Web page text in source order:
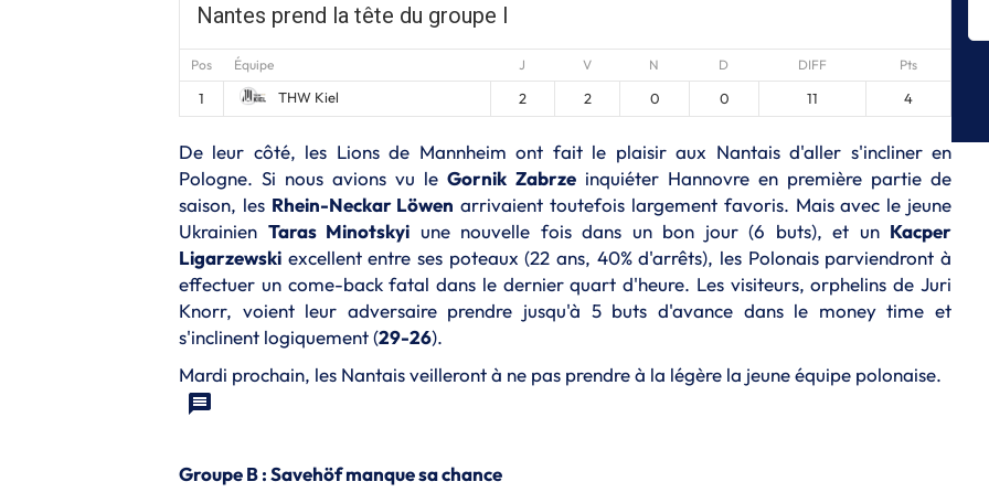
Nantes prend la tête du groupe I
Pos Équipe J V N D DIFF Pts
1 THW Kiel 2 2 0 0 11 4
De leur côté, les Lions de Mannheim ont fait le plaisir aux Nantais d'aller s'incliner en
Pologne. Si nous avions vu leGornik Zabrzeinquiéter Hannovre en première partie de
saison, les Rhein-Neckar Löwen arrivaient toutefois largement favoris. Mais avec le jeune
Ukrainien Taras Minotskyi une nouvelle fois dans un bon jour (6 buts), et un Kacper
Ligarzewski excellent entre ses poteaux (22 ans, 40% d'arrêts), les Polonais parviendront à
effectuer un come-back fatal dans le dernier quart d'heure. Les visiteurs, orphelins de Juri
Knorr, voient leur adversaire prendre jusqu'à 5 buts d'avance dans le money time et
s'inclinent logiquement (29-26).
Mardi prochain, les Nantais veilleront à ne pas prendre à la légère la jeune équipe polonaise.
Groupe B : Savehöf manque sa chance